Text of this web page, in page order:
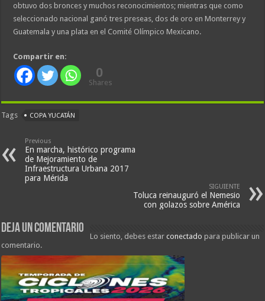
obtuvo dos bronces y muchos reconocimientos; mientras que como
seleccionado nacional ganó tres preseas, dos de oro en Monterrey y
Guatemala y una plata en el Comité Olímpico Mexicano.
Compartir en:
0
Shares
Tags COPA YUCATÁN
Previous
En marcha, histórico programa
de Mejoramiento de
Infraestructura Urbana 2017
para Mérida
SIGUIENTE
Toluca reinauguró el Nemesio
con golazos sobre América
Deja un comentario
Lo siento, debes estarconectado para publicar un
comentario.